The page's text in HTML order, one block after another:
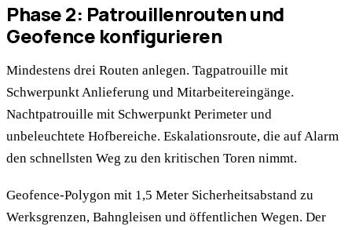
Phase 2: Patrouillenrouten und
Geofence konfigurieren
Mindestens drei Routen anlegen. Tagpatrouille mit
Schwerpunkt Anlieferung und Mitarbeitereingänge.
Nachtpatrouille mit Schwerpunkt Perimeter und
unbeleuchtete Hofbereiche. Eskalationsroute, die auf Alarm
den schnellsten Weg zu den kritischen Toren nimmt.
Geofence-Polygon mit 1,5 Meter Sicherheitsabstand zu
Werksgrenzen, Bahngleisen und öffentlichen Wegen. Der